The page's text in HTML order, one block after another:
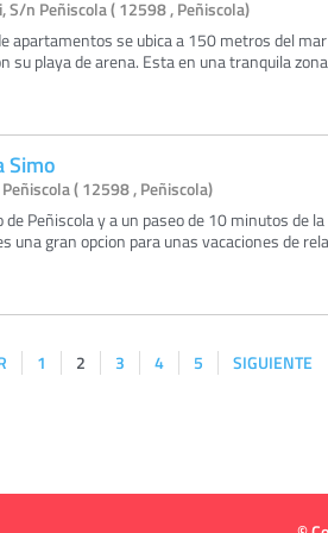
S/n Peñiscola ( 12598 , Peñiscola)
apartamentos se ubica a 150 metros del
su playa de arena. Esta en una tranquila
Simo
( 12598 , Peñiscola)
de Peñiscola y a un paseo de 10 minutos de
una gran opcion para unas vacaciones de
1 2 3 4 5 SIGUIENTE